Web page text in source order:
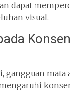
dapat
visual.
gangguan mata